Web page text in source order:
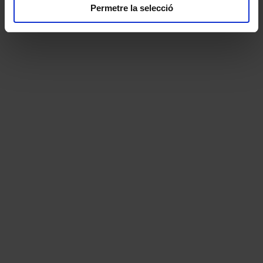
Permetre la selecció